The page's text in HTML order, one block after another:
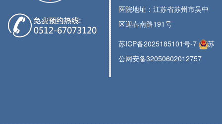
医院地址：江苏省苏州市吴中
区迎春南路191号
苏ICP备2025185101号-7
苏
公网安备32050602012757